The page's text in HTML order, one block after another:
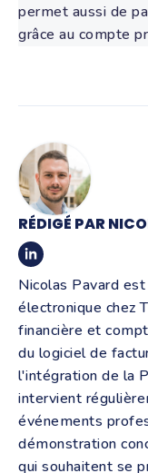
permet aussi de
grâce au compte
RÉDIGÉ PAR
Nicolas Pavard
électronique chez
financière et
du logiciel de
l'intégration de la
intervient
événements
démonstration
qui souhaitent se